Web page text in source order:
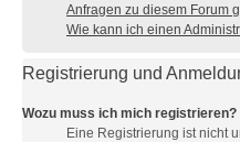
Anfragen zu diesem Forum
Wie kann ich einen
Registrierung und
Wozu muss ich mich registrieren?
Eine Registrierung ist nicht